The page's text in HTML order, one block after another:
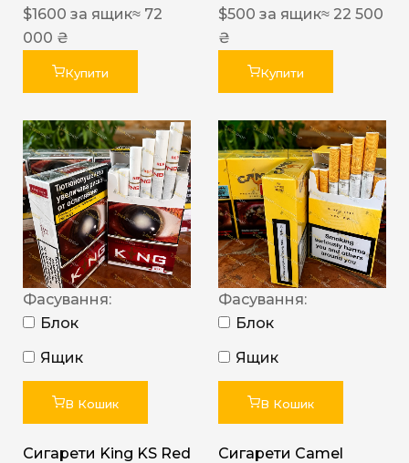
$1600 за ящик≈ 72
000 ₴
Купити
$500 за ящик≈ 22 500
₴
Купити
Фасування:
Блок
Ящик
В Кошик
Сигарети King KS Red
Фасування:
Блок
Ящик
В Кошик
Сигарети Camel